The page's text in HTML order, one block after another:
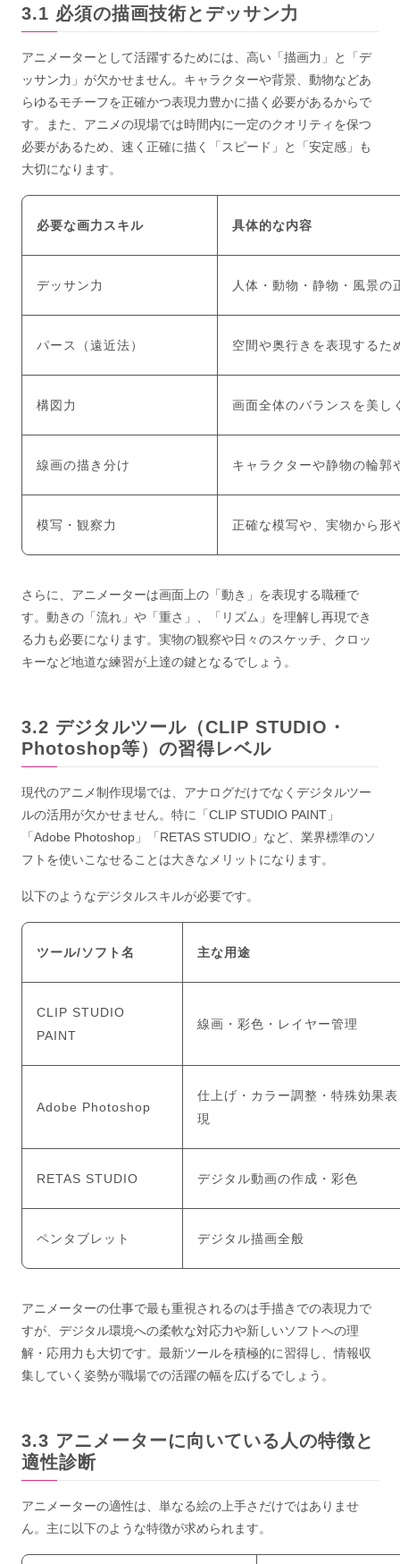
必須の描画技術とデッサン力
アニメーターとして活躍するためには、高い「描画力」と「デ
ッサン力」が欠かせません。キャラクターや背景、動物などあ
らゆるモチーフを正確かつ表現力豊かに描く必要があるからで
す。また、アニメの現場では時間内に一定のクオリティを保つ
必要があるため、速く正確に描く「スピード」と「安定感」も
大切になります。
必要な画力スキル 具体的な内容
デッサン力 人体・動物・静物・風景
パース（遠近法） 空間や奥行きを表現するた
構図力 画面全体のバランスを美し
線画の描き分け キャラクターや静物の輪郭
模写・観察力 正確な模写や、実物から形
さらに、アニメーターは画面上の「動き」を表現する職種で
す。動きの「流れ」や「重さ」、「リズム」を理解し再現でき
る力も必要になります。実物の観察や日々のスケッチ、クロッ
キーなど地道な練習が上達の鍵となるでしょう。
デジタルツール（CLIP STUDIO・
Photoshop等）の習得レベル
現代のアニメ制作現場では、アナログだけでなくデジタルツー
ルの活用が欠かせません。特に「CLIP STUDIO PAINT」
「Adobe Photoshop」「RETAS STUDIO」など、業界標準のソ
フトを使いこなせることは大きなメリットになります。
以下のようなデジタルスキルが必要です。
ツール/ソフト名 主な用途
CLIP STUDIO
PAINT
線画・彩色・レイヤー管理
Adobe Photoshop
仕上げ・カラー調整・特殊効果表
現
RETAS STUDIO デジタル動画の作成・彩色
ペンタブレット デジタル描画全般
アニメーターの仕事で最も重視されるのは手描きでの表現力で
すが、デジタル環境への柔軟な対応力や新しいソフトへの理
解・応用力も大切です。最新ツールを積極的に習得し、情報収
集していく姿勢が職場での活躍の幅を広げるでしょう。
アニメーターに向いている人の特徴と
適性診断
アニメーターの適性は、単なる絵の上手さだけではありませ
ん。主に以下のような特徴が求められます。